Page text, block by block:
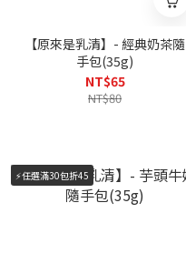
【原來是乳清】- 經典奶茶隨
手包(35g)
NT$65
NT$80
⚡️任選滿30包折45